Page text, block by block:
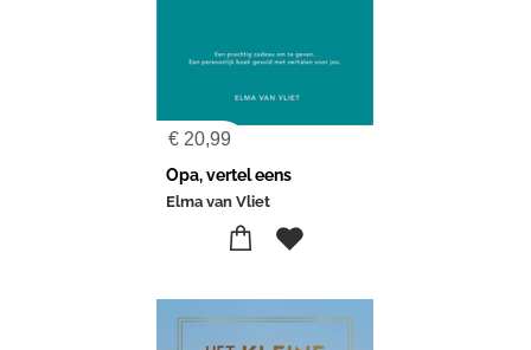
€ 20,99
Opa, vertel eens
Elma van Vliet